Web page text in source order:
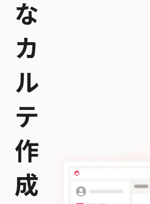
な
カ
ル
テ
作
成